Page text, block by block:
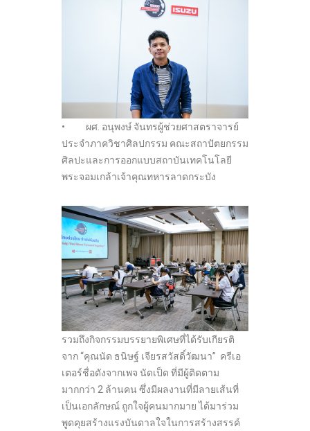
• ผศ. อนุพงษ์ จันทรผู้ช่วยศาสตราจารย์
ประจำภาควิชาศิลปกรรม คณะสถาปัตยกรรม
ศิลปะและการออกแบบสถาบันเทคโนโลยี
พระจอมเกล้าเจ้าคุณทหารลาดกระบัง
รวมถึงกิจกรรมบรรยายพิเศษที่ได้รับเกียรติ
จาก “คุณนัด ธนิษฐ์ เจียรสวัสดิ์วัฒนา” ครีเอ
เตอร์ชื่อดังจากเพจ นัดเป็ด ที่มีผู้ติดตาม
มากกว่า 2 ล้านคน ซึ่งมีผลงานที่มีลายเส้นที่
เป็นเอกลักษณ์ ถูกใจผู้คนมากมาย ได้มาร่วม
พูดคุยสร้างแรงบันดาลใจในการสร้างสรรค์